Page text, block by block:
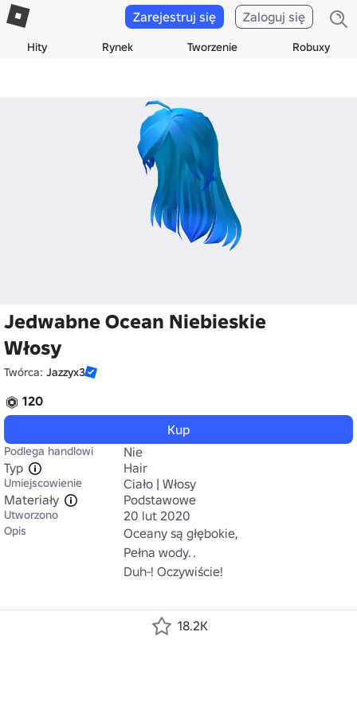
Hity Rynek Tworzenie Robuxy
Zarejestruj się Zaloguj się
Jedwabne Ocean Niebieskie
Włosy
Twórca: Jazzyx3
120
Kup
Podlega handlowi
Nie
Typ
Hair
Umiejscowienie
Ciało | Włosy
Materiały
Podstawowe
Utworzono 20 lut 2020
Opis
Oceany są głębokie,
Pełna wody. .
Duh-! Oczywiście!
18.2K